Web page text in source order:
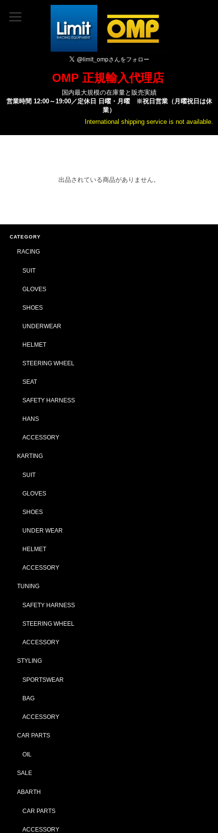
OMP 正規輸入代理店
国内最大規模の在庫量と販売実績
営業時間 12:00～19:00／定休日 日曜・月曜 ※祝日営業（月曜祝日は休
業）
International shipping service is not available.
出品されている商品がありません。
CATEGORY
RACING
SUIT
GLOVES
SHOES
UNDERWEAR
HELMET
STEERING WHEEL
SEAT
SAFETY HARNESS
HANS
ACCESSORY
KARTING
SUIT
GLOVES
SHOES
UNDER WEAR
HELMET
ACCESSORY
TUNING
SAFETY HARNESS
STEERING WHEEL
ACCESSORY
STYLING
SPORTSWEAR
BAG
ACCESSORY
CAR PARTS
OIL
SALE
ABARTH
CAR PARTS
ACCESSORY